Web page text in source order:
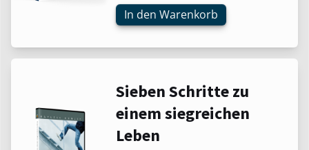
CHF 15.00.
In den Warenkorb
Sieben Schritte zu
einem siegreichen
Leben